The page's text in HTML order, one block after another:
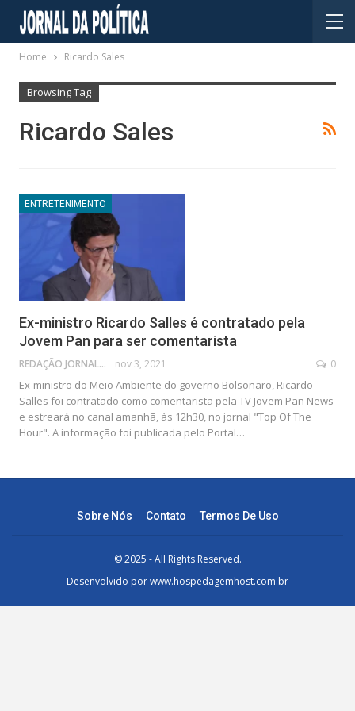
Home Ricardo Sales
Browsing Tag
Ricardo Sales
ENTRETENIMENTO
Ex-ministro Ricardo Salles é contratado pela
Jovem Pan para ser comentarista
REDAÇÃO JORNAL DA POLÍTICA nov 3, 2021 0
Ex-ministro do Meio Ambiente do governo Bolsonaro, Ricardo
Salles foi contratado como comentarista pela TV Jovem Pan News
e estreará no canal amanhã, às 12h30, no jornal "Top Of The
Hour". A informação foi publicada pelo Portal…
Sobre Nós Contato Termos De Uso
© 2025 - All Rights Reserved.
Desenvolvido porwww.hospedagemhost.com.br